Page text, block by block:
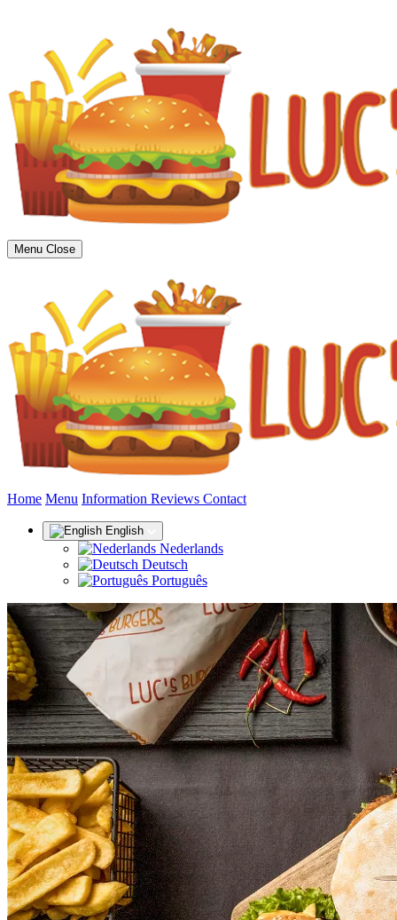
Menu Close
Home Menu Information Reviews (current)
Contact
English
Nederlands
Deutsch
Português